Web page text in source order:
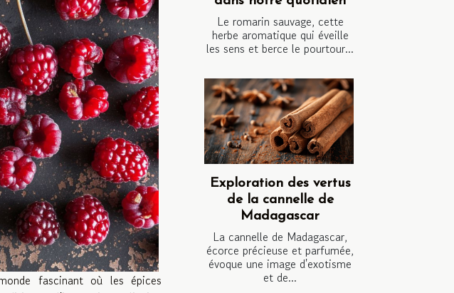
fascinant où les épices
Le romarin sauvage, cette
herbe aromatique qui éveille
les sens et berce le pourtour...
Exploration des vertus
de la cannelle de
Madagascar
La cannelle de Madagascar,
écorce précieuse et parfumée,
évoque une image d'exotisme
et de...